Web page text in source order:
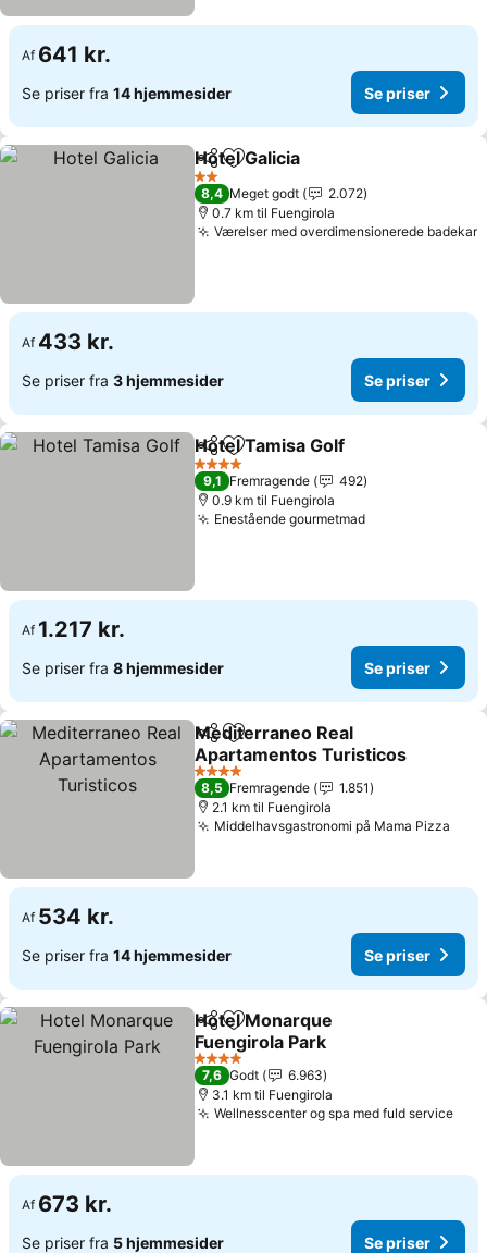
Af 641 kr.
Se priser fra 14 hjemmesider Se priser
Del Føj til favoritter
Hotel Galicia
2 Stjerner
8,4 Meget godt
2.072
0.7 km til Fuengirola
Værelser med overdimensionerede badekar
Af 433 kr.
Se priser fra 3 hjemmesider Se priser
Del Føj til favoritter
Hotel Tamisa Golf
4 Stjerner
9,1 Fremragende
492
0.9 km til Fuengirola
Enestående gourmetmad
Af 1.217 kr.
Se priser fra 8 hjemmesider Se priser
Del Føj til favoritter
Mediterraneo Real
Apartamentos Turisticos
4 Stjerner
8,5 Fremragende
1.851
2.1 km til Fuengirola
Middelhavsgastronomi på Mama Pizza
Af 534 kr.
Se priser fra 14 hjemmesider Se priser
Del Føj til favoritter
Hotel Monarque
Fuengirola Park
4 Stjerner
7,6 Godt
6.963
3.1 km til Fuengirola
Wellnesscenter og spa med fuld service
Af 673 kr.
Se priser fra 5 hjemmesider Se priser